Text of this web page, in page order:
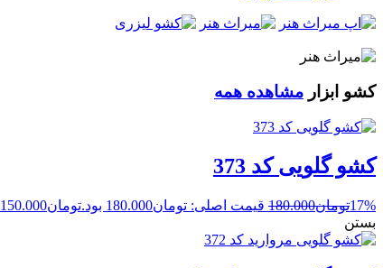
کشو ابزار مشاهده همه
کشو گلویی کد 373
17%تومان180.000 قیمت اصلی: تومان180.000 بود. تومان150.000
بستن